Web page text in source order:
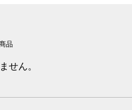
品
せん。